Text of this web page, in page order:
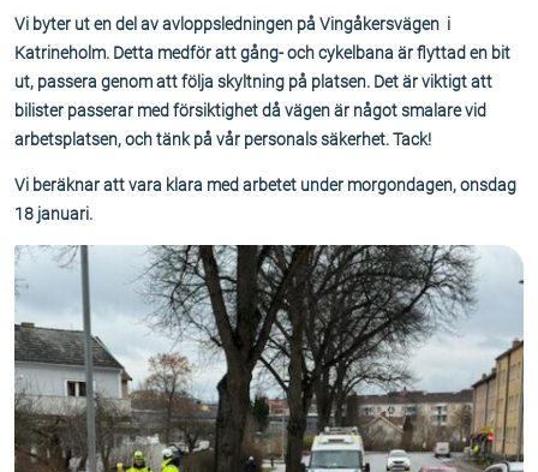
Vi byter ut en del av avloppsledningen på Vingåkersvägen i
Katrineholm. Detta medför att gång- och cykelbana är flyttad en bit
ut, passera genom att följa skyltning på platsen. Det är viktigt att
bilister passerar med försiktighet då vägen är något smalare vid
arbetsplatsen, och tänk på vår personals säkerhet. Tack!
Vi beräknar att vara klara med arbetet under morgondagen, onsdag
18 januari.